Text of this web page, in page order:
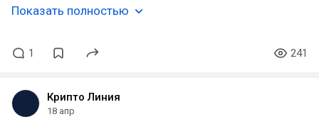
Показать полностью
1 241
Крипто Линия
18 апр